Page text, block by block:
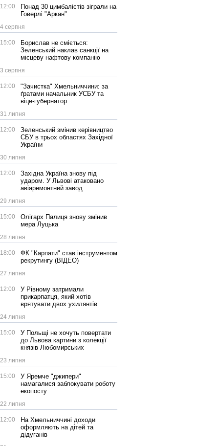
12:00
Понад 30 цимбалістів зіграли на
Говерлі "Аркан"
4 серпня
15:00
Борислав не сміється:
Зеленський наклав санкції на
місцеву нафтову компанію
3 серпня
12:00
"Зачистка" Хмельниччини: за
ґратами начальник УСБУ та
віце-губернатор
31 липня
12:00
Зеленський змінив керівництво
СБУ в трьох областях Західної
України
30 липня
12:00
Західна Україна знову під
ударом. У Львові атаковано
авіаремонтний завод
29 липня
15:00
Олігарх Палиця знову змінив
мера Луцька
28 липня
18:00
ФК "Карпати" став інструментом
рекрутингу (ВІДЕО)
27 липня
12:00
У Рівному затримали
прикарпатця, який хотів
врятувати двох ухилянтів
24 липня
15:00
У Польщі не хочуть повертати
до Львова картини з колекції
князів Любомирських
23 липня
15:00
У Яремче "джипери"
намагалися заблокувати роботу
екопосту
22 липня
12:00
На Хмельниччині доходи
оформляють на дітей та
дідуганів